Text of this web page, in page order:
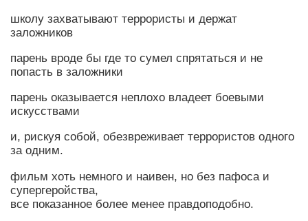
школу захватывают террористы и держат
заложников
парень вроде бы где то сумел спрятаться и не
попасть в заложники
парень оказывается неплохо владеет боевыми
искусствами
и, рискуя собой, обезвреживает террористов одного
за одним.
фильм хоть немного и наивен, но без пафоса и
супергеройства,
все показанное более менее правдоподобно.